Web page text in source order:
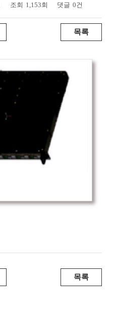
조회 1,153회 댓글 0건
목록
목록